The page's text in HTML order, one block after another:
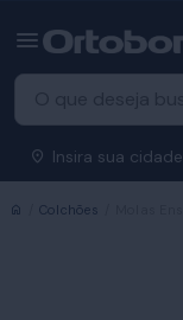
Insira sua cidade
Início
Colchões